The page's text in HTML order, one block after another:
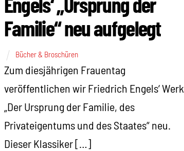
Familie“ neu aufgelegt
Bücher & Broschüren
Zum diesjährigen Frauentag
veröffentlichen wir Friedrich Engels‘ Werk
„Der Ursprung der Familie, des
Privateigentums und des Staates“ neu.
Dieser Klassiker […]